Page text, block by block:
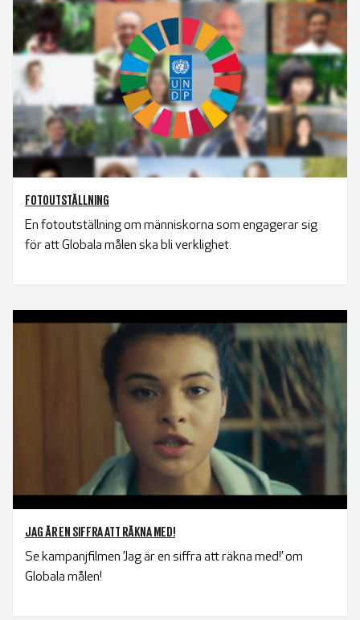
FOTOUTSTÄLLNING
En fotoutställning om människorna som engagerar sig
för att Globala målen ska bli verklighet.
JAG ÄR EN SIFFRA ATT RÄKNA MED!
Se kampanjfilmen ’Jag är en siffra att räkna med!’ om
Globala målen!